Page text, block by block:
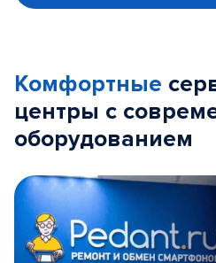
Комфортные
центры с
оборудованием